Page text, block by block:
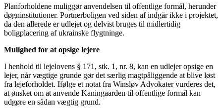
Planforholdene muliggør anvendelsen til offentlige formål, herunder
døgninstitutioner. Portnerboligen ved siden af indgår ikke i projektet,
da den allerede er udlejet og delvist bruges til midlertidig
boligplacering af ukrainske flygtninge.
Mulighed for at opsige lejere
I henhold til lejelovens § 171, stk. 1, nr. 8, kan en udlejer opsige en
lejer, når vægtige grunde gør det særlig magtpåliggende at blive løst
fra lejeforholdet. Ifølge et notat fra Winsløv Advokater vurderes det,
at ønsket om at anvende Kaningaarden til offentlige formål kan
udgøre en sådan vægtig grund.